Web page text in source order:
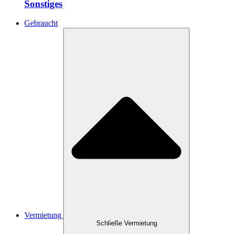
Sonstiges
Gebraucht
Vermietung
Schließe Vermietung